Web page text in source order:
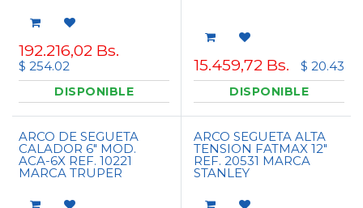
192.216,02 Bs.
$ 254.02
DISPONIBLE
15.459,72 Bs. $ 20.43
DISPONIBLE
ARCO DE SEGUETA
CALADOR 6" MOD.
ACA-6X REF. 10221
MARCA TRUPER
ARCO SEGUETA ALTA
TENSION FATMAX 12"
REF. 20531 MARCA
STANLEY